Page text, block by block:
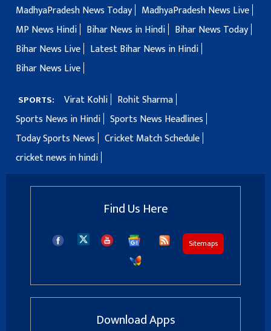
MadhyaPradesh News Today
MadhyaPradesh News Live
MP News Hindi
Bihar News in Hindi
Bihar News Today
Bihar News Live
Latest Bihar News in Hindi
Bihar News Live
SPORTS: Virat Kohli
Rohit Sharma
Sports News in Hindi Sports News Headlines
Today Sports News
Cricket Match Schedule
cricket news in hindi
Find Us Here
Sitemaps
Download Apps